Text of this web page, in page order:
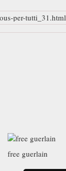
per-tutti_31.html
free guerlain